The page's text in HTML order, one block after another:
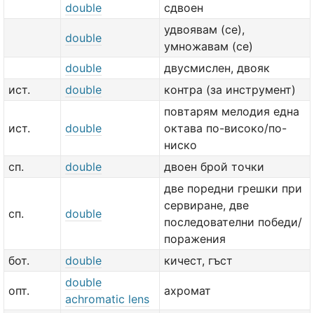
double
сдвоен
double
удвоявам (се),
умножавам (се)
double
двусмислен, двояк
ист.
double контра (за инструмент)
ист. double
повтарям мелодия една
октава по-високо/по-
ниско
сп.
double двоен брой точки
сп. double
две порeдни грешки при
сервиране, две
последователни победи/
поражения
бот.
double кичест, гъст
опт.
double
achromatic lens
ахромат